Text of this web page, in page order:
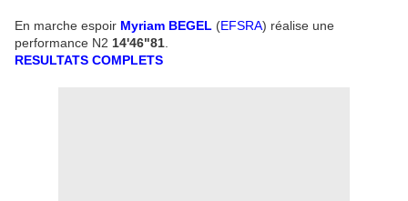
En marche espoir Myriam BEGEL (EFSRA) réalise une
performance N2 14'46"81
RESULTATS COMPLETS